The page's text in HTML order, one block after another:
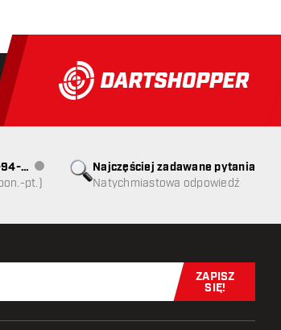
24 godzin Darmowa wysyłka od 250 złoty
Najczęściej zadawane pytania
Natychmiastowa odpowiedź
94-
Obsługa klienta niedostępna
pt.)
Zapisz się
ZAPISZ
SIĘ!